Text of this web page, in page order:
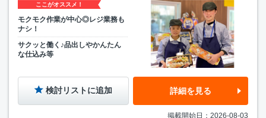
ここがオススメ！
モクモク作業が中心◎レジ業務も
ナシ！
サクッと働く♪品出しやかんたん
な仕込み等
検討リストに追加 詳細を見る
掲載開始日：2026-08-03